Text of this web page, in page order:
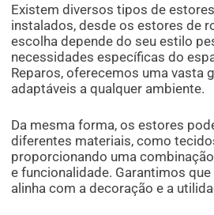
Existem diversos tipos de
instalados, desde os estores de
escolha depende do seu estilo
necessidades específicas do
Reparos, oferecemos uma vasta
adaptáveis a qualquer ambiente.
Da mesma forma, os estores
diferentes materiais, como
proporcionando uma
e funcionalidade. Garantimos
alinha com a decoração e a